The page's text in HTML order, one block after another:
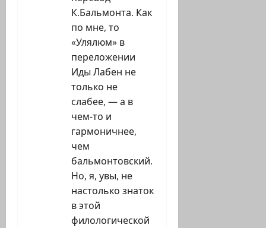
К.Бальмонта. Как
по мне, то
«Улялюм» в
переложении
Иды Лабен не
только не
слабее, — а в
чем-то и
гармоничнее,
чем
бальмонтовский.
Но, я, увы, не
настолько знаток
в этой
филологической